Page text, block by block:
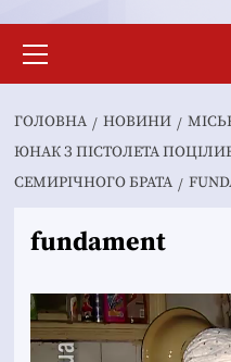
меню
ГОЛОВНА НОВИНИ
ЮНАК З ПІСТОЛЕТА
СЕМИРІЧНОГО БРАТА
fundament
Відеопрогравач